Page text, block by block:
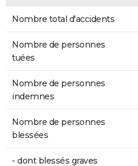
Nombre total d'accidents
Nombre de personnes
tuées
Nombre de personnes
indemnes
Nombre de personnes
blessées
- dont blessés graves